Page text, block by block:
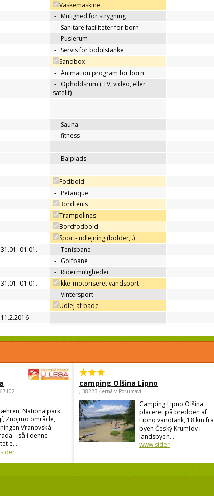
Vaskemaskine
- Mulighed for strygning
- Sanitare faciliteter for born
- Puslerum
- Servis for bobilstanke
Sandbox
- Animation program for born
- Opholdsrum ( TV, video, eller
satelit)
- Sauna
- fitness
- Balplads
Fodbold
- Petanque
Bordtenis
Trampolines
Bordfodbold
Sport- udlejning (bolder,..)
31.01.-01.01. - Tenisbane
- Golfbane
- Ridermuligheder
31.01.-01.01.
Ikke-motoriseret vandsport
- Vintersport
Udlej af bade
11.2.2016
Nationalpark
Znojmo område,
Vranovská
– så i denne
e...
camping Olšina Lipno
, 38223 Černá v Pošumaví
Camping Lipno Olšina
placeret på bredden af
Lipno vandtank, 18 km fra
byen Český Krumlov i
landsbyen...
www sider